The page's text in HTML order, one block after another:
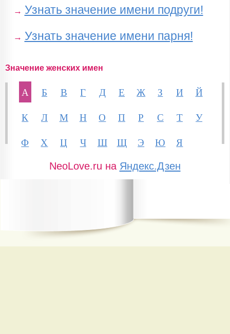
→ Узнать значение имени подруги!
→ Узнать значение имени парня!
Значение женских имен
А Б В Г Д Е Ж З И
Й
К
Л М Н О П Р С Т
У
Ф
Х Ц Ч Ш Щ Э Ю Я
NeoLove.ru на Яндекс.Дзен